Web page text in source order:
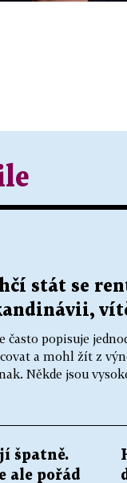
stát se
často popisuje
a mohl žít z
Někde jsou
špatně.
ale pořád